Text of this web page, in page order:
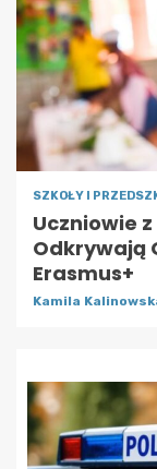
SZKOŁY I
Uczniowie
Odkrywają
Erasmus+
Kamila